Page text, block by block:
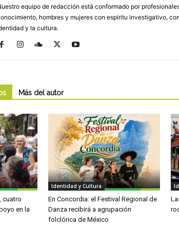
equipo de redacción está conformado por
hombres y mujeres con espíritu investigativo,
y la cultura.
Más del autor
cuatro
en la
Identidad y Cultura
En Concordia: el Festival Regional de
Danza recibirá a agrupación
folclórica de México